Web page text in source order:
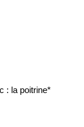
: la poitrine*